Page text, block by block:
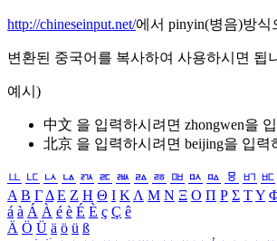
http://chineseinput.net/에서 pinyin(병음)방
변환된 중국어를 복사하여 사용하시면 됩
예시)
中文 을 입력하시려면 zhongwen을
北京 을 입력하시려면 beijing을 입력
ㅥ ㅦ ㅧ ㅨ ㅩ ㅪ ㅫ ㅬ ㅭ ㅮ ㅯ ㅰ ㅱ ㅲ ㅳ
Α Β ΓΔ Ε Ζ Η Θ Ι ΚΛ Μ Ν Ξ Ο Π Ρ Σ ΤΥ
á à Á À é è É È ç Ç ê
Ä Ö Ü ä ö ü ß